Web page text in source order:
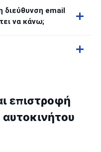
διεύθυνση email
να κάνω;
επιστροφή